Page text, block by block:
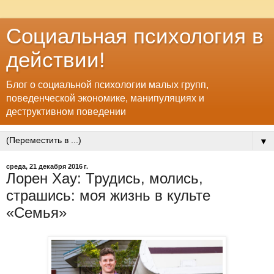
Социальная психология в
действии!
Блог о социальной психологии малых групп,
поведенческой экономике, манипуляциях и
деструктивном поведении
▼
среда, 21 декабря 2016 г.
Лорен Хау: Трудись, молись,
страшись: моя жизнь в культе
«Семья»